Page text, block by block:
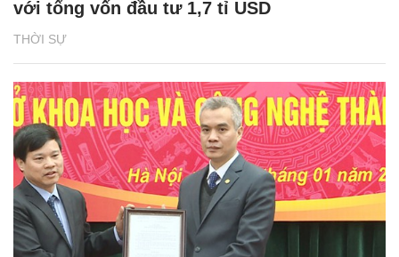
THỜI SỰ
với tổng vốn đầu tư 1,7 tỉ USD